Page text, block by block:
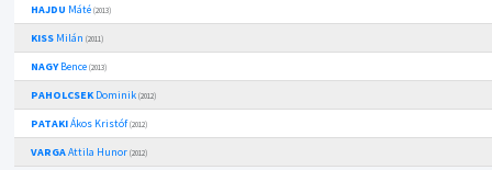
HAJDU Máté (2013)
KISSMilán (2011)
NAGYBence (2013)
PAHOLCSEKDominik (2012)
PATAKIÁkos Kristóf(2012)
VARGAAttila Hunor (2012)